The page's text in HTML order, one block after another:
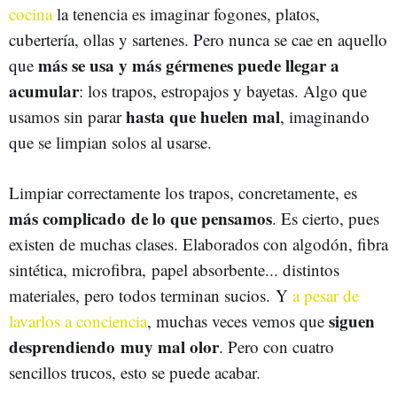
cocinala tenencia es imaginar fogones, platos,
cubertería, ollas y sartenes. Pero nunca se cae en aquello
que más se usa y más gérmenes puede llegar a
acumular: los trapos, estropajos y bayetas. Algo que
usamos sin pararhasta que huelen mal, imaginando
que se limpian solos al usarse.
Limpiar correctamente los trapos, concretamente, es
más complicado de lo que pensamos. Es cierto, pues
existen de muchas clases. Elaborados con algodón, fibra
sintética, microfibra, papel absorbente... distintos
materiales, pero todos terminan sucios. Y a pesar de
lavarlos a conciencia, muchas veces vemos que siguen
desprendiendo muy mal olor. Pero con cuatro
sencillos trucos, esto se puede acabar.